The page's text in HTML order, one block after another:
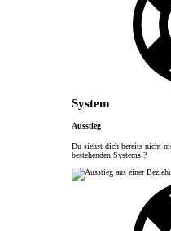
System
Ausstieg
Du siehst dich bereits nicht
bestehenden Systems ?